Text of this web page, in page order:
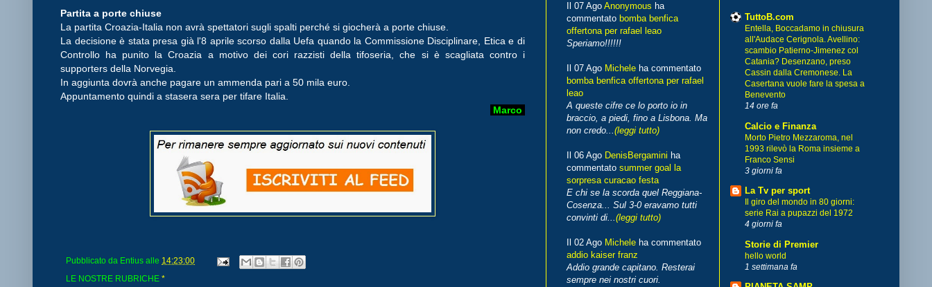
Partita a porte chiuse
La partita Croazia-Italia non avrà spettatori sugli spalti perché si giocherà a porte chiuse.
La decisione è stata presa già l'8 aprile scorso dalla Uefa quando la Commissione Disciplinare, Etica e di
Controllo ha punito la Croazia a motivo dei cori razzisti della tifoseria, che si è scagliata contro i
supporters della Norvegia.
In aggiunta dovrà anche pagare un ammenda pari a 50 mila euro.
Appuntamento quindi a stasera sera per tifare Italia.
Marco
Pubblicato da Entius alle 14:23:00
LE NOSTRE RUBRICHE *
Il 07 Ago Anonymous ha
commentato bomba benfica
offertona per rafael leao
Speriamo!!!!!!
Il 07 Ago Michele ha commentato
bomba benfica offertona per rafael
leao
A queste cifre ce lo porto io in
braccio, a piedi, fino a Lisbona. Ma
non credo...(leggi tutto)
Il 06 Ago DenisBergamini ha
commentato summer goal la
sorpresa curacao festa
E chi se la scorda quel Reggiana-
Cosenza... Sul 3-0 eravamo tutti
convinti di...(leggi tutto)
Il 02 Ago Michele ha commentato
addio kaiser franz
Addio grande capitano. Resterai
sempre nei nostri cuori.
TuttoB.com
Entella, Boccadamo in chiusura
all'Audace Cerignola. Avellino:
scambio Patierno-Jimenez col
Catania? Desenzano, preso
Cassin dalla Cremonese. La
Casertana vuole fare la spesa a
Benevento
14 ore fa
Calcio e Finanza
Morto Pietro Mezzaroma, nel
1993 rilevò la Roma insieme a
Franco Sensi
3 giorni fa
La Tv per sport
Il giro del mondo in 80 giorni:
serie Rai a pupazzi del 1972
4 giorni fa
Storie di Premier
hello world
1 settimana fa